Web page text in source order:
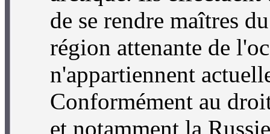
de se rendre maîtres
région attenante de
n'appartiennent
Conformément au
et notamment la